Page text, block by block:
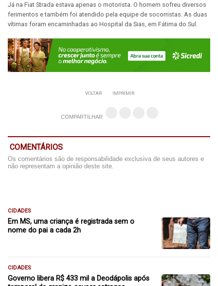
Já na Fiat Strada estava apenas o motorista. O homem sofreu diversos
ferimentos e também foi atendido pela equipe de socorristas. As duas
vítimas foram encaminhadas ao Hospital da Sias, em Fátima do Sul.
VOLTAR IMPRIMIR
COMPARTILHAR
COMENTÁRIOS
Os comentários são de responsabilidade exclusiva de seus autores e
não representam a opinião deste site.
CIDADES
Em MS, uma criança é registrada sem o
nome do pai a cada 2h
CIDADES
Governo libera R$ 433 mil a Deodápolis após